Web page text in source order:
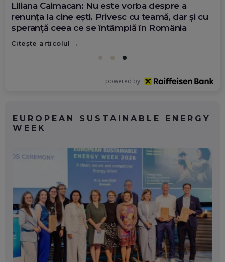
Diana Olar, românca de la Google care
demonstrează că diaspora poate schimba
România
Citește articolul
powered by
EUROPEAN SUSTAINABLE ENERGY
WEEK